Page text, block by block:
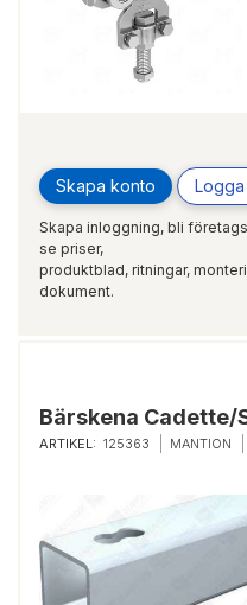
Skapa konto Logga
Skapa inloggning, bli
se priser,
produktblad, ritningar,
dokument.
Bärskena Cadette/
ARTIKEL: 125363 MANTION